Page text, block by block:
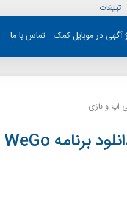
تبلیغات
آگهی در موبایل کمک تماس با ما
اپ و بازی